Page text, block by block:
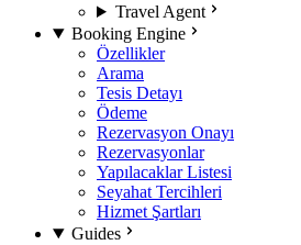
Travel Agent
Booking Engine
Özellikler
Arama
Tesis Detayı
Ödeme
Rezervasyon Onayı
Rezervasyonlar
Yapılacaklar Listesi
Seyahat Tercihleri
Hizmet Şartları
Guides